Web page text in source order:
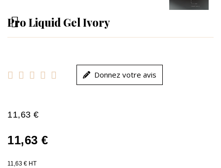
Pro Liquid Gel Ivory
     Donnez votre avis
11,63 €
11,63 €
11,63 € HT